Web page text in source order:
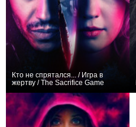
Кто не спрятался... / Игра в
жертву / The Sacrifice Game